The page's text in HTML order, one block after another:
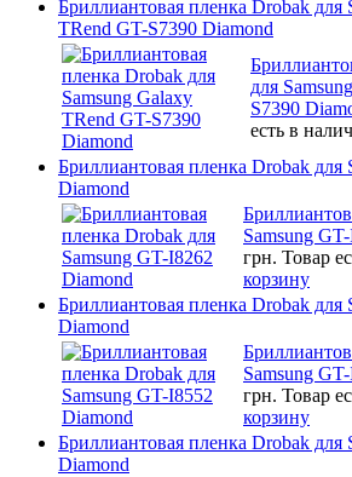
Бриллиантовая пленка Drobak для
TRend GT-S7390 Diamond
для
S7390
есть в
Бриллиантовая пленка Drobak для
Diamond
Samsung
грн. Товар
корзину
Бриллиантовая пленка Drobak для
Diamond
Samsung
грн. Товар
корзину
Бриллиантовая пленка Drobak для
Diamond